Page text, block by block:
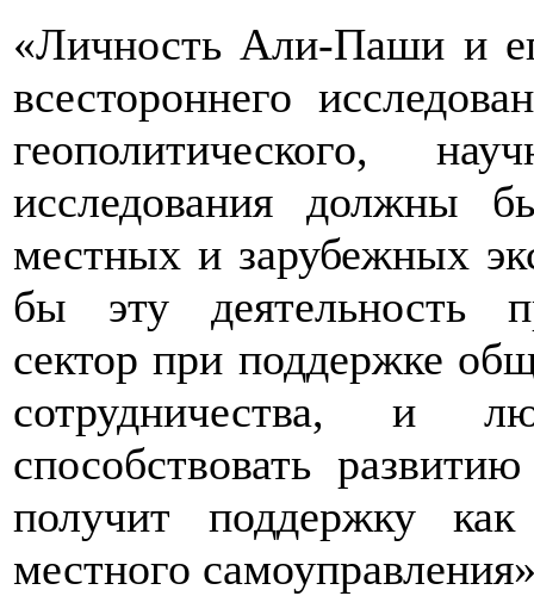
«Личность Али-Паши и
всестороннего
геополитического,
исследования должны
местных и зарубежных
бы эту деятельность
сектор при поддержке
сотрудничества, и
способствовать
получит поддержку
местного